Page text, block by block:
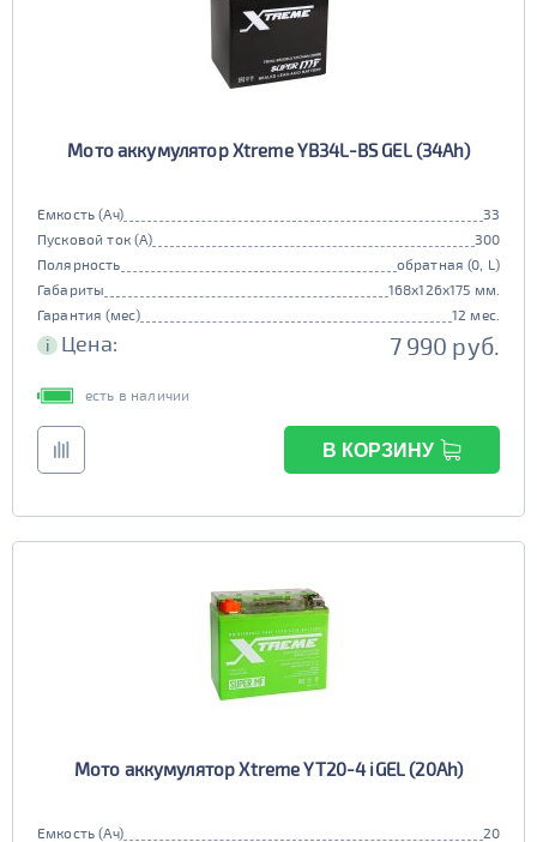
Мото аккумулятор Xtreme YB34L-BS GEL (34Ah)
Емкость (Ач)
33
Пусковой ток (А)
300
Полярность
обратная (0, L)
Габариты
168x126x175 мм.
Гарантия (мес)
12 мес.
i Цена: 7 990 руб.
есть в наличии
В КОРЗИНУ
Мото аккумулятор Xtreme YT20-4 iGEL (20Ah)
Емкость (Ач)
20